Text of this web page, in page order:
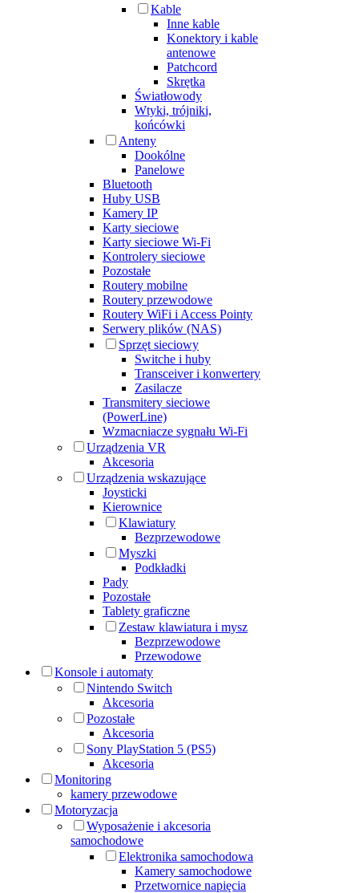
Kable
Inne kable
Konektory i kable
antenowe
Patchcord
Skrętka
Światłowody
Wtyki, trójniki,
końcówki
Anteny
Dookólne
Panelowe
Bluetooth
Huby USB
Kamery IP
Karty sieciowe
Karty sieciowe Wi-Fi
Kontrolery sieciowe
Pozostałe
Routery mobilne
Routery przewodowe
Routery WiFi i Access Pointy
Serwery plików (NAS)
Sprzęt sieciowy
Switche i huby
Transceiver i konwertery
Zasilacze
Transmitery sieciowe
(PowerLine)
Wzmacniacze sygnału Wi-Fi
Urządzenia VR
Akcesoria
Urządzenia wskazujące
Joysticki
Kierownice
Klawiatury
Bezprzewodowe
Myszki
Podkładki
Pady
Pozostałe
Tablety graficzne
Zestaw klawiatura i mysz
Bezprzewodowe
Przewodowe
Konsole i automaty
Nintendo Switch
Akcesoria
Pozostałe
Akcesoria
Sony PlayStation 5 (PS5)
Akcesoria
Monitoring
kamery przewodowe
Motoryzacja
Wyposażenie i akcesoria
samochodowe
Elektronika samochodowa
Kamery samochodowe
Przetwornice napięcia